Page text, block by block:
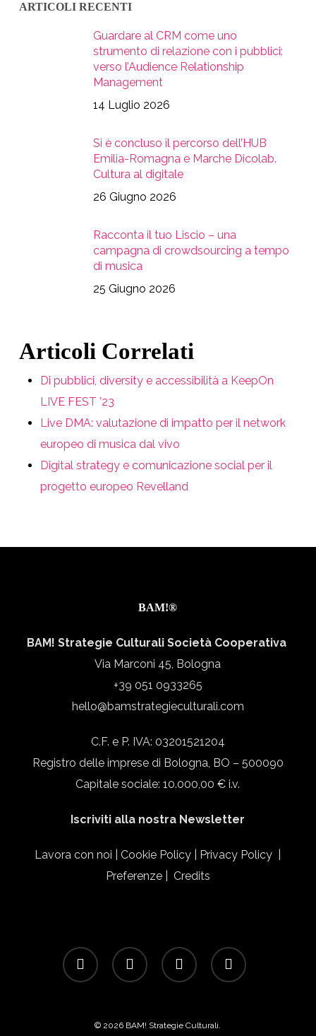
ARTICOLI RECENTI
Guardare al CRM come uno
strumento di relazione con i pubblici:
verso l’Audience Relationship
Management
14 Luglio 2026
Si è concluso il percorso dell’HUB
Emilia-Romagna e Marche Dicolab.
Cultura al digitale
26 Giugno 2026
Racconta il tuo Liscio – una
campagna di crowdsourcing a tempo
di musica
25 Giugno 2026
Articoli Correlati
Di pubblici, diversity e accessibilità a KeepOn
LIVE FEST ’23
Live DMA: valutazione di impatto per il network
europeo di musica dal vivo
Digital strategy e comunicazione social per il
progetto europeo Revelland
BAM!®
BAM! Strategie Culturali Società Cooperativa
Via Marconi 45, Bologna
+39 051 0933265
hello@bamstrategieculturali.com
C.F. e P. IVA: 03201521204
Registro delle imprese di Bologna, BO – 500090
Capitale sociale: 10.000,00 € i.v.
Iscriviti alla nostra Newsletter
Lavora con noi |Cookie Policy Privacy Policy
Preferenze
Credits
facebook linkedin instagram email
© 2026 BAM! Strategie Culturali.